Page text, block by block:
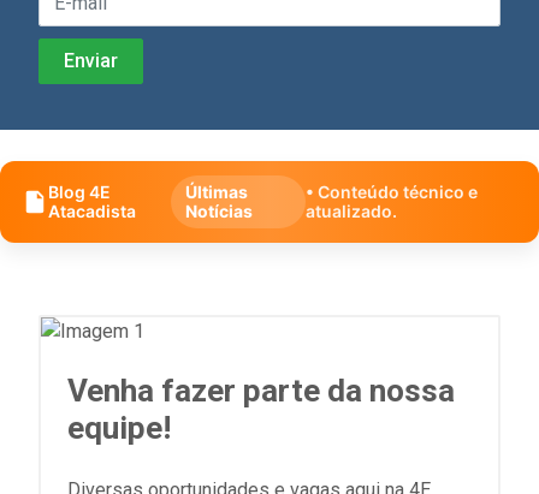
Blog 4E
Atacadista
Últimas
Notícias
• Conteúdo técnico e
atualizado.
Venha fazer parte da nossa
equipe!